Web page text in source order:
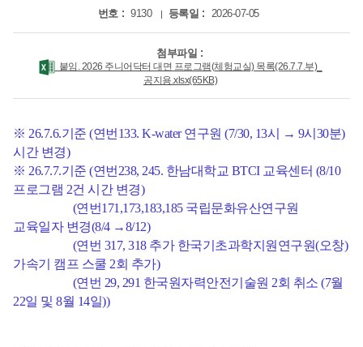
번호 9130 등록일 2026-07-05
첨부파일
붙임. 2026 주니어닥터 대면 프로그램(체험교실) 목록(26.7.7.부)_
공지용.xlsx(65KB)
※ 26.7.6.기준 (연번133. K-water 연구원 (7/30, 13시 → 9시30분)
시간 변경)
※ 26.7.7.기준 (연번238, 245. 한남대학교 BTCI 교육센터 (8/10
프로그램 2건 시간 변경)
(연번171,173,183,185 국립문화유산연구원
교육일자 변경(8/4 →8/12)
(연번 317, 318 추가 한국기초과학지원연구원(오창)
가속기 캠프 스쿨 2회 추가)
(연번 29, 291 한국원자력안전기술원 2회 취소 (7월
22일 및 8월 14일))